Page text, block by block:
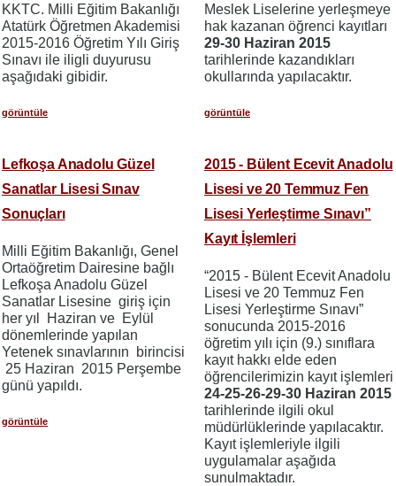
KKTC. Milli Eğitim Bakanlığı
Atatürk Öğretmen Akademisi
2015-2016 Öğretim Yılı Giriş
Sınavı ile iligli duyurusu
aşağıdaki gibidir.
görüntüle
Meslek Liselerine yerleşmeye
hak kazanan öğrenci kayıtları
29-30 Haziran 2015
tarihlerinde kazandıkları
okullarında yapılacaktır.
görüntüle
Lefkoşa Anadolu Güzel
Sanatlar Lisesi Sınav
Sonuçları
Milli Eğitim Bakanlığı, Genel
Ortaöğretim Dairesine bağlı
Lefkoşa Anadolu Güzel
Sanatlar Lisesine giriş için
her yıl Haziran ve Eylül
dönemlerinde yapılan
Yetenek sınavlarının birincisi
25 Haziran 2015 Perşembe
günü yapıldı.
görüntüle
2015 - Bülent Ecevit Anadolu
Lisesi ve 20 Temmuz Fen
Lisesi Yerleştirme Sınavı”
Kayıt İşlemleri
“2015 - Bülent Ecevit Anadolu
Lisesi ve 20 Temmuz Fen
Lisesi Yerleştirme Sınavı”
sonucunda 2015-2016
öğretim yılı için (9.) sınıflara
kayıt hakkı elde eden
öğrencilerimizin kayıt işlemleri
24-25-26-29-30 Haziran 2015
tarihlerinde ilgili okul
müdürlüklerinde yapılacaktır.
Kayıt işlemleriyle ilgili
uygulamalar aşağıda
sunulmaktadır.